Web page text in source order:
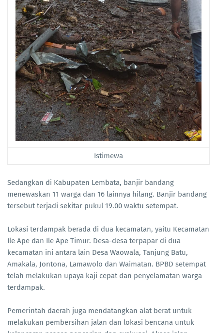
Istimewa
Sedangkan di Kabupaten Lembata, banjir bandang
menewaskan 11 warga dan 16 lainnya hilang. Banjir bandang
tersebut terjadi sekitar pukul 19.00 waktu setempat.
Lokasi terdampak berada di dua kecamatan, yaitu Kecamatan
Ile Ape dan Ile Ape Timur. Desa-desa terpapar di dua
kecamatan ini antara lain Desa Waowala, Tanjung Batu,
Amakala, Jontona, Lamawolo dan Waimatan. BPBD setempat
telah melakukan upaya kaji cepat dan penyelamatan warga
terdampak.
Pemerintah daerah juga mendatangkan alat berat untuk
melakukan pembersihan jalan dan lokasi bencana untuk